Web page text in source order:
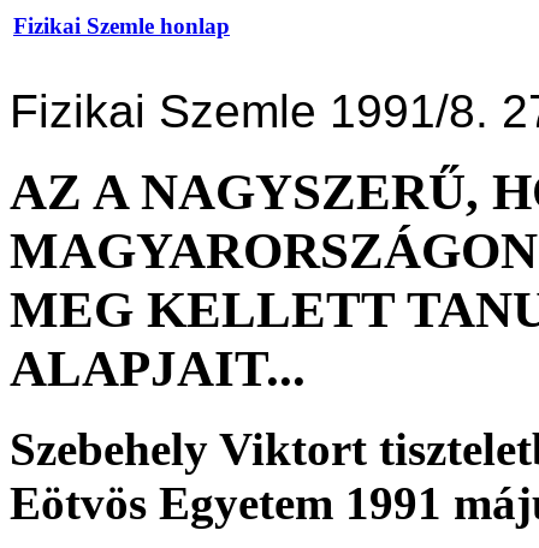
Fizikai Szemle honlap
Fizikai Szemle 1991/8.
AZ A NAGYSZERŰ,
MAGYARORSZÁGON
MEG KELLETT
ALAPJAIT...
Szebehely Viktort
Eötvös Egyetem 1991